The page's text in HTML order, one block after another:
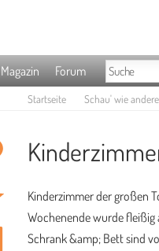
Magazin Forum
Startseite Schau' wie
Kinderzimmer der großen
Wochenende wurde fleißig
Schrank &amp; Bett sind